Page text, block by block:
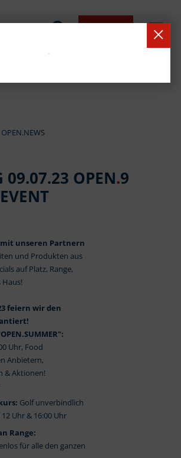
OPEN.NEWS
09.07.23 OPEN.9
unseren Partnern
und Produkten aus
auf Platz, Range,
feiern wir den
Uhr, Food
Anbietern,
& Aktionen!
Golf unverbindlich
Uhr & 16:00 Uhr
Range:
für alle den ganzen